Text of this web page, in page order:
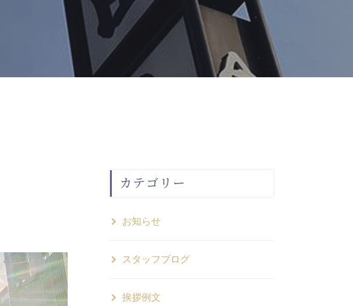
カテゴリー
お知らせ
スタッフブログ
挨拶例文